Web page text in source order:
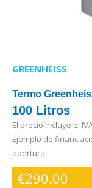
GREENHEISS
Termo
100 Litros
El precio incluye el
Ejemplo de
apertura.
€290.00